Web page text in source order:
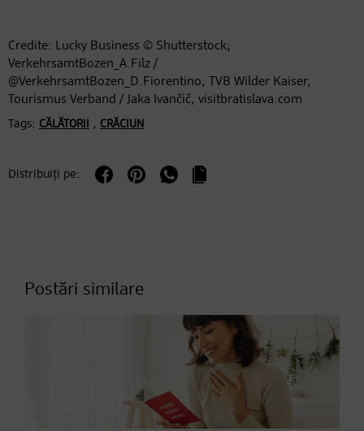
Credite: Lucky Business © Shutterstock;
VerkehrsamtBozen_A.Filz /
@VerkehrsamtBozen_D.Fiorentino, TVB Wilder Kaiser,
Tourismus Verband / Jaka Ivančič, visitbratislava.com
Tags: CĂLĂTORII , CRĂCIUN
Distribuiți pe:
Postări similare